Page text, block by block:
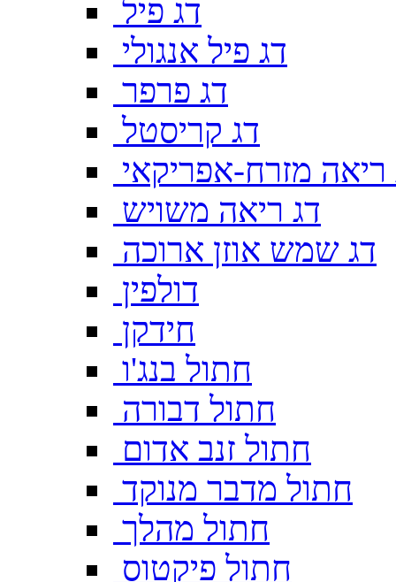
דג פיל
דג פיל אנגולי
דג פרפר
דג קריסטל
ריאה מזרח-אפריקאי
דג ריאה משויש
דג שמש אוזן ארוכה
דולפין
חידקן
חתול בנג'ו
חתול דבורה
חתול זנב אדום
חתול מדבר מנוקד
חתול מהלך
חתול פיקטוס